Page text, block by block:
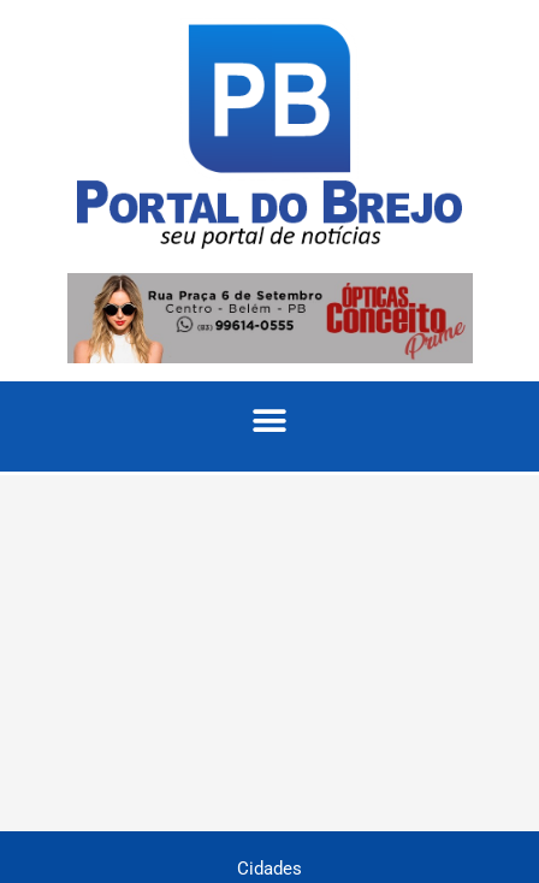
Cidades